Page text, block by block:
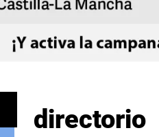
directorio